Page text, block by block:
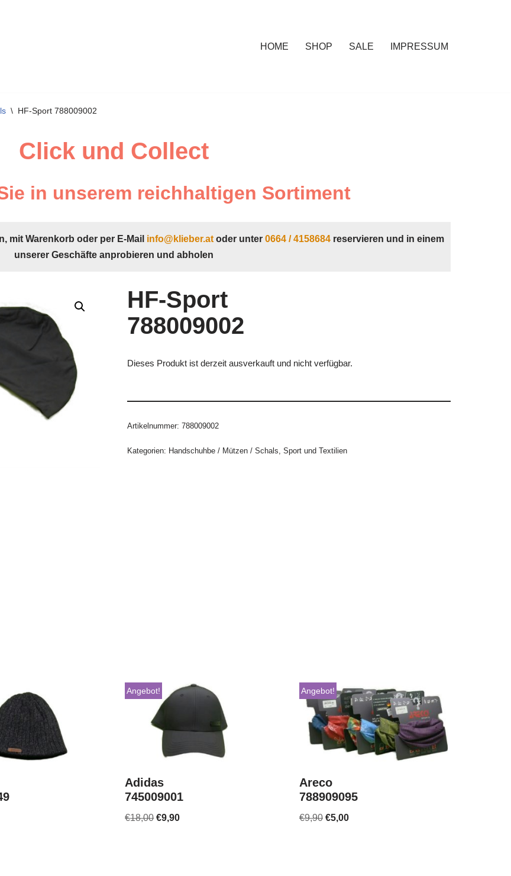
HOME SHOP SALE IMPRESSUM
\ HF-Sport 788009002
Click und Collect
in unserem reichhaltigen Sortiment
mit Warenkorb oder per E-Mail info@klieber.at oder unter 0664 / 4158684 reservieren und in einem
unserer Geschäfte anprobieren und abholen
HF-Sport
788009002
Dieses Produkt ist derzeit ausverkauft und nicht verfügbar.
Artikelnummer: 788009002
Kategorien: Handschuhbe / Mützen / Schals, Sport und Textilien
Angebot!
Adidas
745009001
€18,00 €9,90
Angebot!
Areco
788909095
€9,90 €5,00